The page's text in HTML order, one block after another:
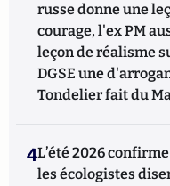
russe donne une
courage, l'ex PM
leçon de réalisme
DGSE une
Tondelier fait du
4L’été 2026
les écologistes